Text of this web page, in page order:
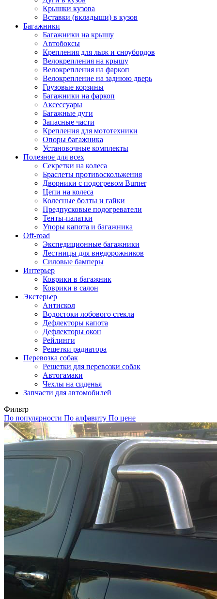
Крышки кузова
Вставки (вкладыши) в кузов
Багажники
Багажники на крышу
Автобоксы
Крепления для лыж и сноубордов
Велокрепления на крышу
Велокрепления на фаркоп
Велокрепление на заднюю дверь
Грузовые корзины
Багажники на фаркоп
Аксессуары
Багажные дуги
Запасные части
Крепления для мототехники
Опоры багажника
Установочные комплекты
Полезное для всех
Секретки на колеса
Браслеты противоскольжения
Дворники с подогревом Burner
Цепи на колеса
Колесные болты и гайки
Предпусковые подогреватели
Тенты-палатки
Упоры капота и багажника
Off-road
Экспедиционные багажники
Лестницы для внедорожников
Силовые бамперы
Интерьер
Коврики в багажник
Коврики в салон
Экстерьер
Антискол
Водостоки лобового стекла
Дефлекторы капота
Дефлекторы окон
Рейлинги
Решетки радиатора
Перевозка собак
Решетки для перевозки собак
Автогамаки
Чехлы на сиденья
Запчасти для автомобилей
Фильтр
По популярности По алфавиту По цене